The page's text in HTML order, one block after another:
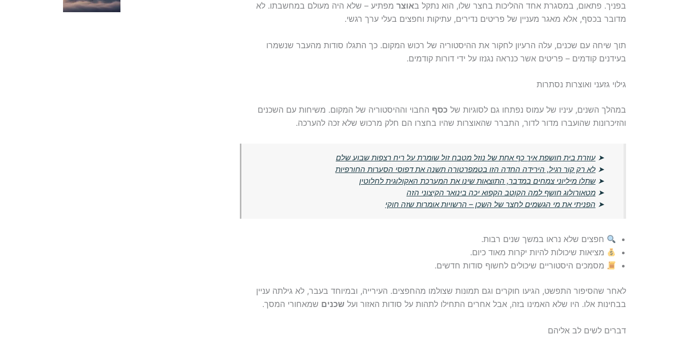
בפניך. פתאום, במסגרת אחד ההליכות בחצר שלו, הוא נתקל באוצר מפתיע – שלא היה מעולם במחשבתו. לא
מדובר בכסף, אלא מאגר מעניין של פריטים נדירים, עתיקות וחפצים בעלי ערך רגשי.
תוך שיחה עם שכנים, עלה הרעיון לחקור את ההיסטוריה של רכוש המקום. כך התגלו סודות מהעבר שנשמרו
בעידנים קודמים – פריטים אשר כנראה נגנזו על ידי דורות קודמים.
גילוי גזעני ואוצרות נסתרות
במהלך השנים, עיניו של עמוס נפתחו גם לסוגיות של כסף החבוי וההיסטוריה של המקום. משיחות עם השכנים
והזיכרונות שהועברו מדור לדור, התברר שהאוצרות שהיו בחצרו הם חלק מרכוש שלא זכה להערכה.
➤עוזרת בית חושפת איך כף אחת של נוזל מטבח זול שומרת על ריח רצפות שבוע שלם
➤לא רק קור רגיל, הירידה החדה הזו בטמפרטורה תשנה את דפוסי הסערות החורפיות
➤שתלו מיליוני צמחים במדבר, התוצאות שינו את המערכת האקולוגית לחלוטין
➤מטאורולוג חושף למה הקוטב הקפוא יכה בינואר הקיצוני הזה
➤ הפניתי את מי הגשמים לחצר של השכן – הרשויות אומרות שזה חוקי
חפצים שלא נראו במשך שנים רבות.
מציאות שיכולות להיות יקרות מאוד כיום.
מסמכים היסטוריים שיכולים לחשוף סודות חדשים.
לאחר שהסיפור התפשט, הגיעו חוקרים וגם תמונות שצולמו מהחפצים. העירייה, ובמיוחד בעבר, לא גילתה עניין
בבחינות אלו. היו שלא האמינו בזה, אבל אחרים התחילו לתהות על סודות האזור ועל שכנים שמאחורי המסך.
דברים לשים לב אליהם